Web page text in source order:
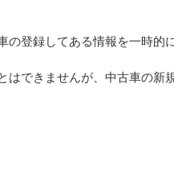
登録してある情報を一時的
はできませんが、中古車の新